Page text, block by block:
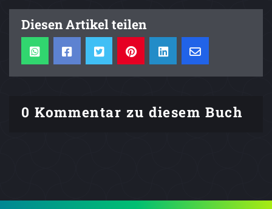
Diesen Artikel teilen
0 Kommentar zu diesem Buch